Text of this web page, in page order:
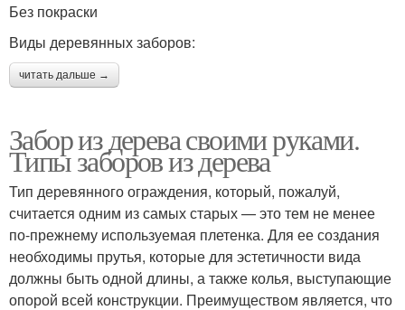
Без покраски
Виды деревянных заборов:
читать дальше →
Забор из дерева своими руками.
Типы заборов из дерева
Тип деревянного ограждения, который, пожалуй,
считается одним из самых старых — это тем не менее
по-прежнему используемая плетенка. Для ее создания
необходимы прутья, которые для эстетичности вида
должны быть одной длины, а также колья, выступающие
опорой всей конструкции. Преимуществом является, что